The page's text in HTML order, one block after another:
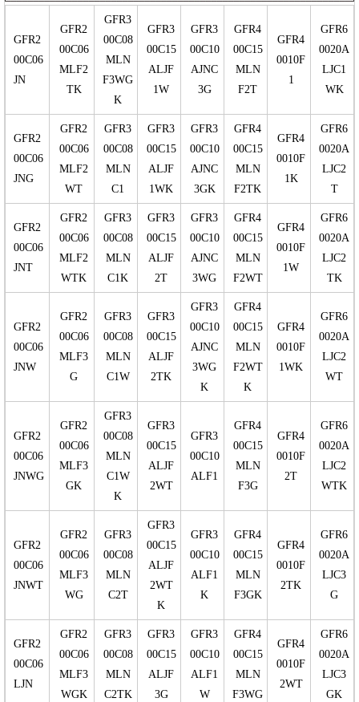
GFR2
00C06
JN
GFR2
00C06
MLF2
TK
GFR3
00C08
MLN
F3WG
K
GFR3
00C15
ALJF
1W
GFR3
00C10
AJNC
3G
GFR4
00C15
MLN
F2T
GFR4
0010F
1
GFR6
0020A
LJC1
WK
GFR2
00C06
JNG
GFR2
00C06
MLF2
WT
GFR3
00C08
MLN
C1
GFR3
00C15
ALJF
1WK
GFR3
00C10
AJNC
3GK
GFR4
00C15
MLN
F2TK
GFR4
0010F
1K
GFR6
0020A
LJC2
T
GFR2
00C06
JNT
GFR2
00C06
MLF2
WTK
GFR3
00C08
MLN
C1K
GFR3
00C15
ALJF
2T
GFR3
00C10
AJNC
3WG
GFR4
00C15
MLN
F2WT
GFR4
0010F
1W
GFR6
0020A
LJC2
TK
GFR2
00C06
JNW
GFR2
00C06
MLF3
G
GFR3
00C08
MLN
C1W
GFR3
00C15
ALJF
2TK
GFR3
00C10
AJNC
3WG
K
GFR4
00C15
MLN
F2WT
K
GFR4
0010F
1WK
GFR6
0020A
LJC2
WT
GFR2
00C06
JNWG
GFR2
00C06
MLF3
GK
GFR3
00C08
MLN
C1W
K
GFR3
00C15
ALJF
2WT
GFR3
00C10
ALF1
GFR4
00C15
MLN
F3G
GFR4
0010F
2T
GFR6
0020A
LJC2
WTK
GFR2
00C06
JNWT
GFR2
00C06
MLF3
WG
GFR3
00C08
MLN
C2T
GFR3
00C15
ALJF
2WT
K
GFR3
00C10
ALF1
K
GFR4
00C15
MLN
F3GK
GFR4
0010F
2TK
GFR6
0020A
LJC3
G
GFR2
00C06
LJN
GFR2
00C06
MLF3
WGK
GFR3
00C08
MLN
C2TK
GFR3
00C15
ALJF
3G
GFR3
00C10
ALF1
W
GFR4
00C15
MLN
F3WG
GFR4
0010F
2WT
GFR6
0020A
LJC3
GK